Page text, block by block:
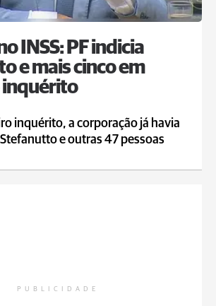
INSS: PF indicia
e mais cinco em
inquérito
inquérito, a corporação já havia
e outras 47 pessoas
PUBLICIDADE